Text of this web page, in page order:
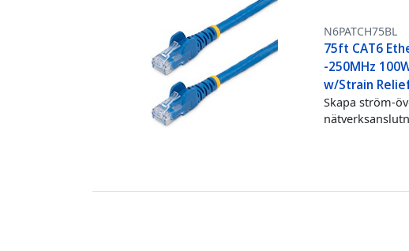
N6PATCH75BL
75ft CAT6
-250MHz
w/Strain
Skapa ström-